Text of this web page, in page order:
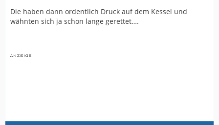
Die haben dann ordentlich Druck auf dem Kessel und
wähnten sich ja schon lange gerettet….